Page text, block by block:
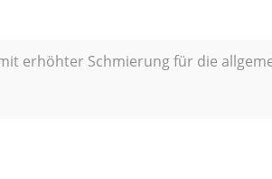
erhöhter Schmierung für die